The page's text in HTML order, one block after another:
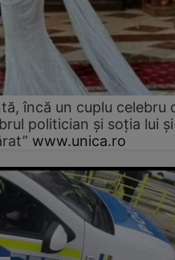
încă un cuplu celebru
politician și soția lui
www.unica.ro